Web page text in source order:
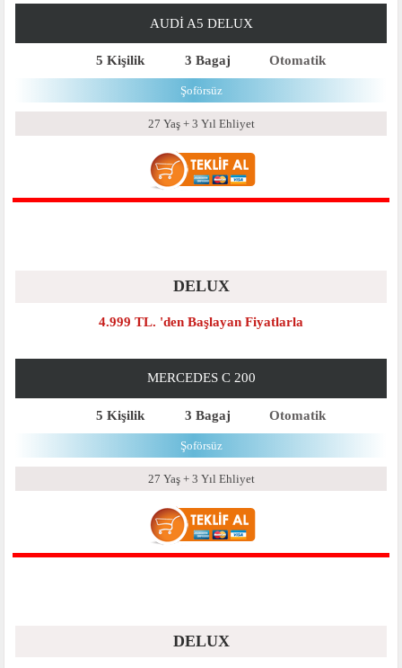
AUDI A5 DELUX
5 Kişilik 3 Bagaj Otomatik
Şoförsüz
27 Yaş + 3 Yıl Ehliyet
DELUX
4.999 TL. 'den Başlayan Fiyatlarla
MERCEDES C 200
5 Kişilik 3 Bagaj Otomatik
Şoförsüz
27 Yaş + 3 Yıl Ehliyet
DELUX